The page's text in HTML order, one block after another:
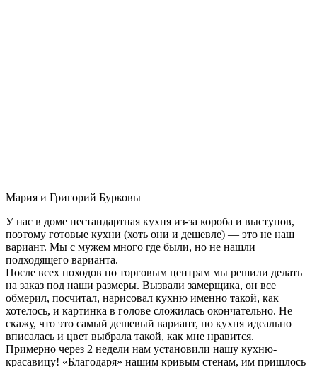
Мария и Григорий Бурковы
У нас в доме нестандартная кухня из-за короба и выступов,
поэтому готовые кухни (хоть они и дешевле) — это не наш
вариант. Мы с мужем много где были, но не нашли
подходящего варианта.
После всех походов по торговым центрам мы решили делать
на заказ под наши размеры. Вызвали замерщика, он все
обмерил, посчитал, нарисовал кухню именно такой, как
хотелось, и картинка в голове сложилась окончательно. Не
скажу, что это самый дешевый вариант, но кухня идеально
вписалась и цвет выбрала такой, как мне нравится.
Примерно через 2 недели нам установили нашу кухню-
красавицу! «Благодаря» нашим кривым стенам, им пришлось